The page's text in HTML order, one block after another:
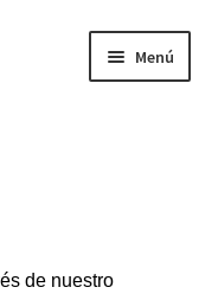
Menú
de nuestro